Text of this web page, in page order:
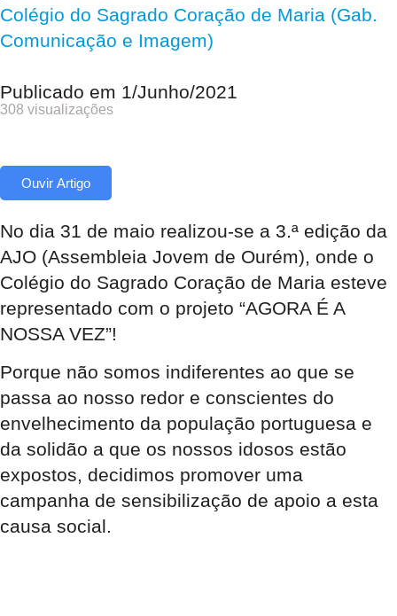
Colégio do Sagrado Coração de Maria (Gab.
Comunicação e Imagem)
Publicado em 1/Junho/2021
308 visualizações
Ouvir Artigo
No dia 31 de maio realizou-se a 3.ª edição da
AJO (Assembleia Jovem de Ourém), onde o
Colégio do Sagrado Coração de Maria esteve
representado com o projeto “AGORA É A
NOSSA VEZ”!
Porque não somos indiferentes ao que se
passa ao nosso redor e conscientes do
envelhecimento da população portuguesa e
da solidão a que os nossos idosos estão
expostos, decidimos promover uma
campanha de sensibilização de apoio a esta
causa social.